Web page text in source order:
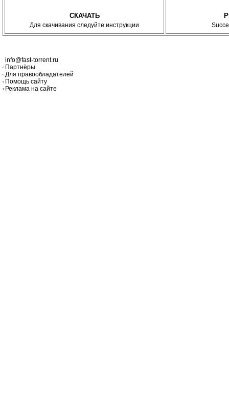
СКАЧАТЬ
Для скачивания следуйте инструкции
info@fast-torrent.ru
Партнёры
Для правообладателей
Помощь сайту
Реклама на сайте